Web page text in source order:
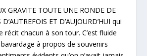
GRAVITE TOUTE UNE RONDE DE
ET D’AUJOURD’HUI qui
récit chacun à son tour. C’est fluide
à propos de souvenirs